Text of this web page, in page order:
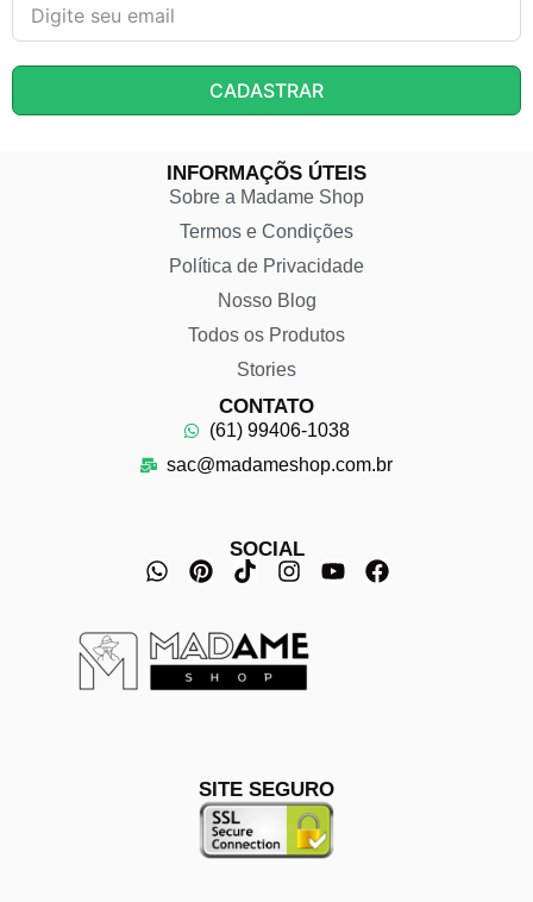
CADASTRAR
INFORMAÇÕS ÚTEIS
Sobre a Madame Shop
Termos e Condições
Política de Privacidade
Nosso Blog
Todos os Produtos
Stories
CONTATO
(61) 99406-1038
sac@madameshop.com.br
SOCIAL
SITE SEGURO